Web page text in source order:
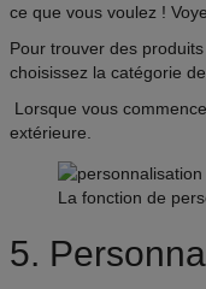
ce que vous voulez !
Pour trouver des
choisissez la catégorie
Lorsque vous
extérieure.
La fonction de
5.